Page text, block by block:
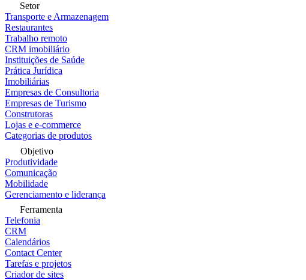
Setor
Transporte e Armazenagem
Restaurantes
Trabalho remoto
CRM imobiliário
Instituições de Saúde
Prática Jurídica
Imobiliárias
Empresas de Consultoria
Empresas de Turismo
Construtoras
Lojas e e-commerce
Categorias de produtos
Objetivo
Produtividade
Comunicação
Mobilidade
Gerenciamento e liderança
Ferramenta
Telefonia
CRM
Calendários
Contact Center
Tarefas e projetos
Criador de sites